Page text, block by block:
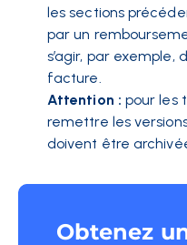
les sections
par un
s’agir, par exemple,
facture.
Attention : pour les
remettre les
doivent être
Obtenez